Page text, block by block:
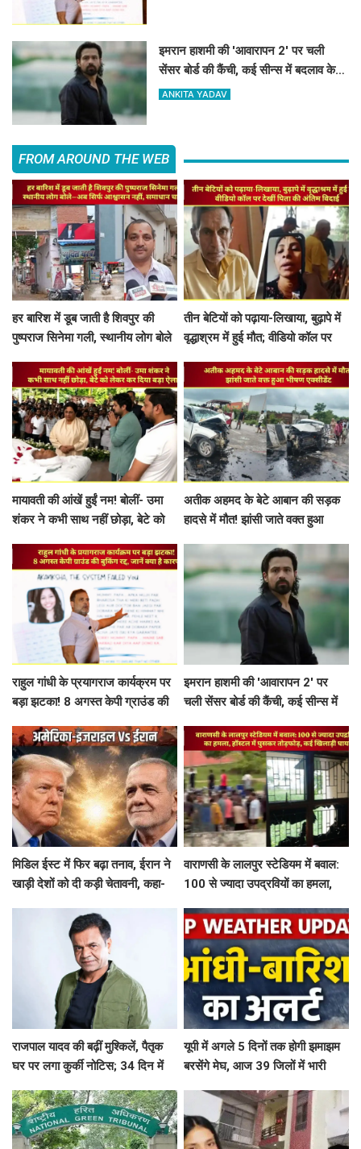
इमरान हाशमी की 'आवारापन 2' पर चली
सेंसर बोर्ड की कैंची, कई सीन्स में बदलाव के
बाद मिली मंजूरी
ANKITA YADAV
FROM AROUND THE WEB
हर बारिश में डूब जाती है शिवपुर की
पुष्पराज सिनेमा गली, स्थानीय लोग बोले
चाहिए
तीन बेटियों को पढ़ाया-लिखाया, बुढ़ापे में
वृद्धाश्रम में हुई मौत; वीडियो कॉल पर
मायावती की आंखें हुईं नम! बोलीं- उमा
शंकर ने कभी साथ नहीं छोड़ा, बेटे को
अतीक अहमद के बेटे आबान की सड़क
हादसे में मौत! झांसी जाते वक्त हुआ
राहुल गांधी के प्रयागराज कार्यक्रम पर
बड़ा झटका! 8 अगस्त केपी ग्राउंड की
इमरान हाशमी की 'आवारापन 2' पर
चली सेंसर बोर्ड की कैंची, कई सीन्स में
मिडिल ईस्ट में फिर बढ़ा तनाव, ईरान ने
खाड़ी देशों को दी कड़ी चेतावनी, कहा-
वाराणसी के लालपुर स्टेडियम में बवाल:
100 से ज्यादा उपद्रवियों का हमला,
खिलाड़ी घायल
राजपाल यादव की बढ़ीं मुश्किलें, पैतृक
घर पर लगा कुर्की नोटिस; 34 दिन में
नीलामी
यूपी में अगले 5 दिनों तक होगी झमाझम
बरसेंगे मेघ, आज 39 जिलों में भारी